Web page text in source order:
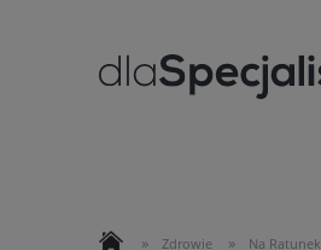
» Zdrowie » Na Ratunek